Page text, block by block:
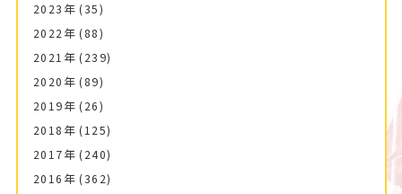
2023年 (35)
2022年 (88)
2021年 (239)
2020年 (89)
2019年 (26)
2018年 (125)
2017年 (240)
2016年 (362)